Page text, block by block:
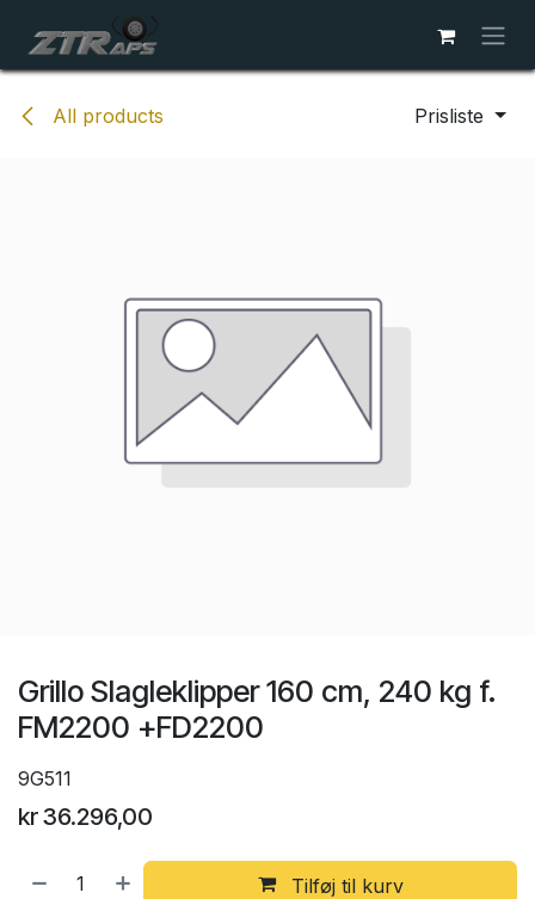
All products Prisliste
Grillo Slagleklipper 160 cm, 240 kg f.
FM2200 +FD2200
9G511
kr36.296,00
Tilføj til kurv